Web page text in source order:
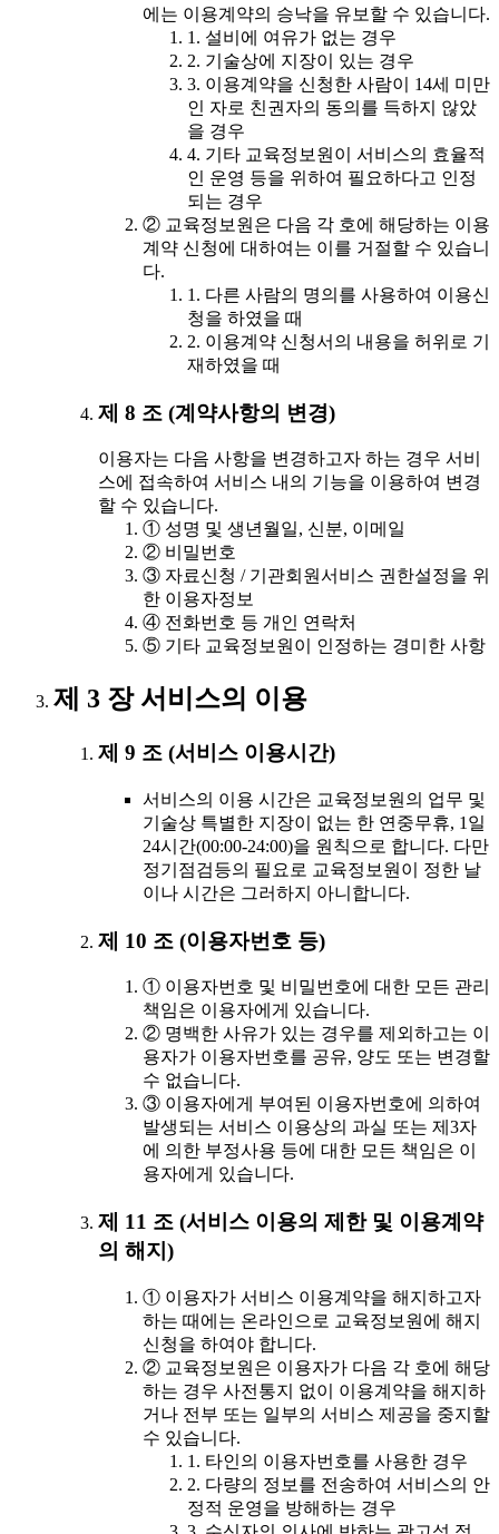
에는 이용계약의 승낙을 유보할 수 있습니다.
1. 설비에 여유가 없는 경우
2. 기술상에 지장이 있는 경우
3. 이용계약을 신청한 사람이 14세 미만
인 자로 친권자의 동의를 득하지 않았
을 경우
4. 기타 교육정보원이 서비스의 효율적
인 운영 등을 위하여 필요하다고 인정
되는 경우
② 교육정보원은 다음 각 호에 해당하는 이용
계약 신청에 대하여는 이를 거절할 수 있습니
다.
1. 다른 사람의 명의를 사용하여 이용신
청을 하였을 때
2. 이용계약 신청서의 내용을 허위로 기
재하였을 때
제 8 조 (계약사항의 변경)
이용자는 다음 사항을 변경하고자 하는 경우 서비
스에 접속하여 서비스 내의 기능을 이용하여 변경
할 수 있습니다.
① 성명 및 생년월일, 신분, 이메일
② 비밀번호
③ 자료신청 / 기관회원서비스 권한설정을 위
한 이용자정보
④ 전화번호 등 개인 연락처
⑤ 기타 교육정보원이 인정하는 경미한 사항
제 3 장 서비스의 이용
제 9 조 (서비스 이용시간)
서비스의 이용 시간은 교육정보원의 업무 및
기술상 특별한 지장이 없는 한 연중무휴, 1일
24시간(00:00-24:00)을 원칙으로 합니다. 다만
정기점검등의 필요로 교육정보원이 정한 날
이나 시간은 그러하지 아니합니다.
제 10 조 (이용자번호 등)
① 이용자번호 및 비밀번호에 대한 모든 관리
책임은 이용자에게 있습니다.
② 명백한 사유가 있는 경우를 제외하고는 이
용자가 이용자번호를 공유, 양도 또는 변경할
수 없습니다.
③ 이용자에게 부여된 이용자번호에 의하여
발생되는 서비스 이용상의 과실 또는 제3자
에 의한 부정사용 등에 대한 모든 책임은 이
용자에게 있습니다.
제 11 조 (서비스 이용의 제한 및 이용계약
의 해지)
① 이용자가 서비스 이용계약을 해지하고자
하는 때에는 온라인으로 교육정보원에 해지
신청을 하여야 합니다.
② 교육정보원은 이용자가 다음 각 호에 해당
하는 경우 사전통지 없이 이용계약을 해지하
거나 전부 또는 일부의 서비스 제공을 중지할
수 있습니다.
1. 타인의 이용자번호를 사용한 경우
2. 다량의 정보를 전송하여 서비스의 안
정적 운영을 방해하는 경우